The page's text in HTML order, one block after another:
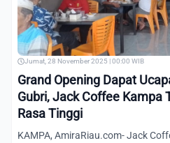
Jumat, 28 November 2025 | 00:00 WIB
Grand Opening Dapat
Gubri, Jack Coffee Kampa
Rasa Tinggi
KAMPA, AmiraRiau.com- Jack